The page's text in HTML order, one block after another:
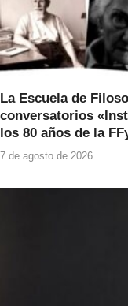
La Escuela de
conversatorios
los 80 años de la
7 de agosto de 2026